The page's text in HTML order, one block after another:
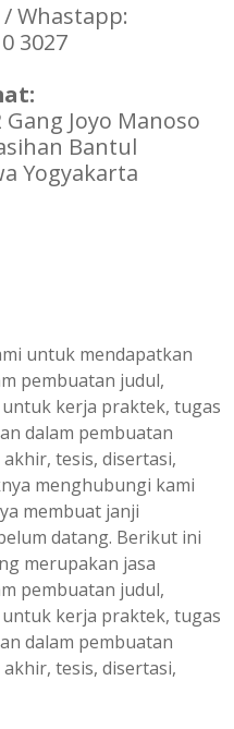
Whastapp:
3027
Gang Joyo Manoso
Bantul
Yogyakarta
untuk mendapatkan
pembuatan judul,
kerja praktek, tugas
dalam pembuatan
tesis, disertasi,
menghubungi kami
membuat janji
datang. Berikut ini
merupakan jasa
pembuatan judul,
kerja praktek, tugas
dalam pembuatan
tesis, disertasi,